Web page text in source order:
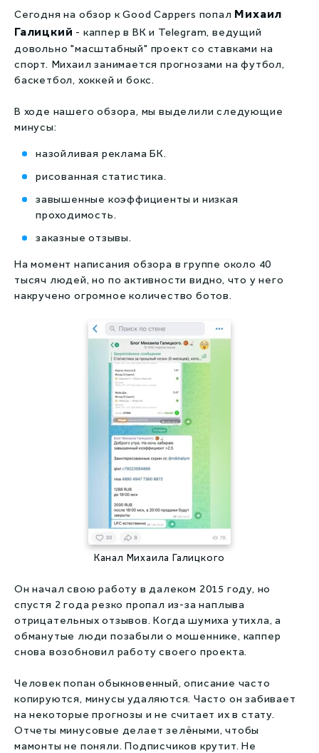
Live капперы
Сливы прогнозов
Сегодня на обзор к Good Cappers попал Михаил
Галицкий - каппер в ВК и Telegram, ведущий
довольно "масштабный" проект со ставками на
спорт. Михаил занимается прогнозами на футбол,
баскетбол, хоккей и бокс.
В ходе нашего обзора, мы выделили следующие
минусы:
назойливая реклама БК.
рисованная статистика.
завышенные коэффициенты и низкая
проходимость.
заказные отзывы.
На момент написания обзора в группе около 40
тысяч людей, но по активности видно, что у него
накручено огромное количество ботов.
Канал Михаила Галицкого
Он начал свою работу в далеком 2015 году, но
спустя 2 года резко пропал из-за наплыва
отрицательных отзывов. Когда шумиха утихла, а
обманутые люди позабыли о мошеннике, каппер
снова возобновил работу своего проекта.
Человек попан обыкновенный, описание часто
копируются, минусы удаляются. Часто он забивает
на некоторые прогнозы и не считает их в стату.
Отчеты минусовые делает зелёными, чтобы
мамонты не поняли. Подписчиков крутит. Не